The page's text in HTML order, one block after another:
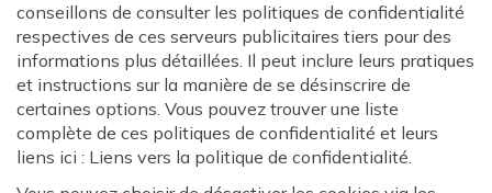
conseillons de consulter les politiques de confidentialité
respectives de ces serveurs publicitaires tiers pour des
informations plus détaillées. Il peut inclure leurs pratiques
et instructions sur la manière de se désinscrire de
certaines options. Vous pouvez trouver une liste
complète de ces politiques de confidentialité et leurs
liens ici : Liens vers la politique de confidentialité.